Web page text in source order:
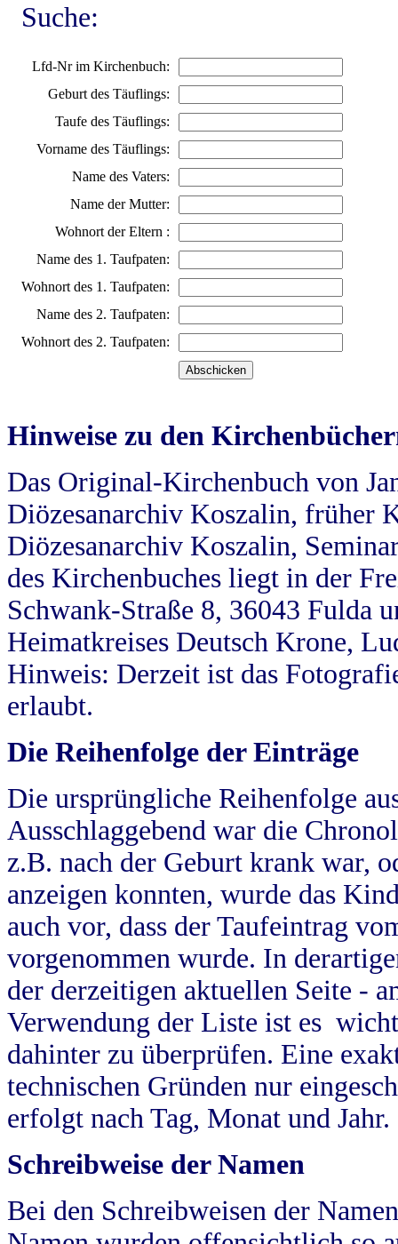
Suche:
Lfd-Nr im Kirchenbuch:
Geburt des Täuflings:
Taufe des Täuflings:
Vorname des Täuflings:
Name des Vaters:
Name der Mutter:
Wohnort der Eltern :
Name des 1. Taufpaten:
Wohnort des 1. Taufpaten:
Name des 2. Taufpaten:
Wohnort des 2. Taufpaten:
Hinweise zu den
Das Original-Kirchenbuch von
Diözesanarchiv Koszalin, früher
Diözesanarchiv Koszalin,
des Kirchenbuches liegt in der
Schwank-Straße 8, 36043 Fulda
Heimatkreises Deutsch Krone,
Hinweis: Derzeit ist das
erlaubt.
Die Reihenfolge der Einträge
Die ursprüngliche Reihenfolge
Ausschlaggebend war die
z.B. nach der Geburt krank war,
anzeigen konnten, wurde das
auch vor, dass der Taufeintrag
vorgenommen wurde. In
der derzeitigen aktuellen Seite -
Verwendung der Liste ist es
dahinter zu überprüfen. Eine
technischen Gründen nur
erfolgt nach Tag, Monat und Jahr.
Schreibweise der Namen
Bei den Schreibweisen der